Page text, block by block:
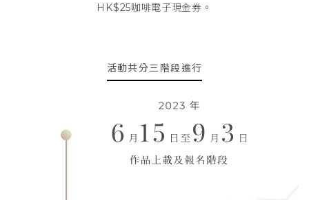
HK$25咖啡電子現金券。
活動共分三階段進行